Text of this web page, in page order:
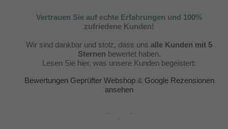
Vertrauen Sie auf echte Erfahrungen und 100%
zufriedene Kunden!
Wir sind dankbar und stolz, dass uns alle Kunden mit 5
Sternen bewertet haben.
Lesen Sie hier, was unsere Kunden begeistert:
Bewertungen Geprüfter Webshop& Google Rezensionen
ansehen